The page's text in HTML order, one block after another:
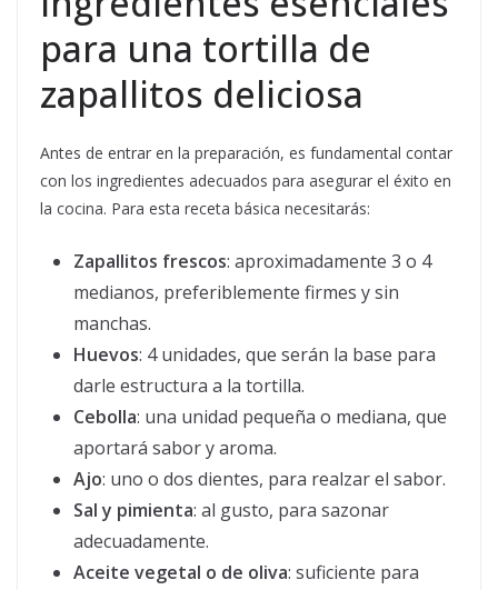
para una tortilla de
zapallitos deliciosa
Antes de entrar en la preparación, es fundamental contar
con los ingredientes adecuados para asegurar el éxito en
la cocina. Para esta receta básica necesitarás:
Zapallitos frescos: aproximadamente 3 o 4
medianos, preferiblemente firmes y sin
manchas.
Huevos: 4 unidades, que serán la base para
darle estructura a la tortilla.
Cebolla: una unidad pequeña o mediana, que
aportará sabor y aroma.
Ajo: uno o dos dientes, para realzar el sabor.
Sal y pimienta: al gusto, para sazonar
adecuadamente.
Aceite vegetal o de oliva: suficiente para